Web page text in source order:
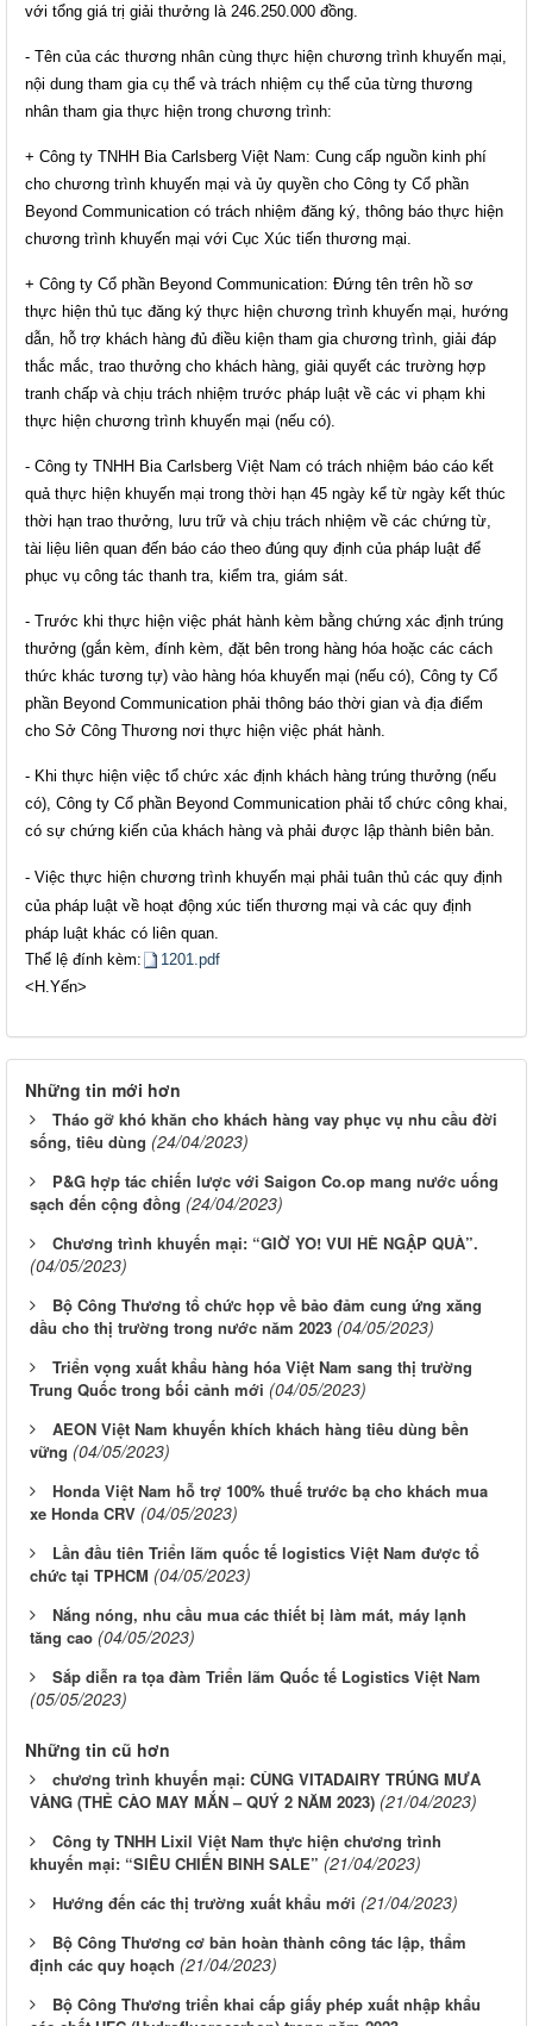
với tổng giá trị giải thưởng là 246.250.000 đồng.
- Tên của các thương nhân cùng thực hiện chương trình khuyến mại,
nội dung tham gia cụ thể và trách nhiệm cụ thể của từng thương
nhân tham gia thực hiện trong chương trình:
+ Công ty TNHH Bia Carlsberg Việt Nam: Cung cấp nguồn kinh phí
cho chương trình khuyến mại và ủy quyền cho Công ty Cổ phần
Beyond Communication có trách nhiệm đăng ký, thông báo thực hiện
chương trình khuyến mại với Cục Xúc tiến thương mại.
+ Công ty Cổ phần Beyond Communication: Đứng tên trên hồ sơ
thực hiện thủ tục đăng ký thực hiện chương trình khuyến mại, hướng
dẫn, hỗ trợ khách hàng đủ điều kiện tham gia chương trình, giải đáp
thắc mắc, trao thưởng cho khách hàng, giải quyết các trường hợp
tranh chấp và chịu trách nhiệm trước pháp luật về các vi phạm khi
thực hiện chương trình khuyến mại (nếu có).
- Công ty TNHH Bia Carlsberg Việt Nam có trách nhiệm báo cáo kết
quả thực hiện khuyến mại trong thời hạn 45 ngày kể từ ngày kết thúc
thời hạn trao thưởng, lưu trữ và chịu trách nhiệm về các chứng từ,
tài liệu liên quan đến báo cáo theo đúng quy định của pháp luật để
phục vụ công tác thanh tra, kiểm tra, giám sát.
- Trước khi thực hiện việc phát hành kèm bằng chứng xác định trúng
thưởng (gắn kèm, đính kèm, đặt bên trong hàng hóa hoặc các cách
thức khác tương tự) vào hàng hóa khuyến mại (nếu có), Công ty Cổ
phần Beyond Communication phải thông báo thời gian và địa điểm
cho Sở Công Thương nơi thực hiện việc phát hành.
- Khi thực hiện việc tổ chức xác định khách hàng trúng thưởng (nếu
có), Công ty Cổ phần Beyond Communication phải tổ chức công khai,
có sự chứng kiến của khách hàng và phải được lập thành biên bản.
- Việc thực hiện chương trình khuyến mại phải tuân thủ các quy định
của pháp luật về hoạt động xúc tiến thương mại và các quy định
pháp luật khác có liên quan.
Thể lệ đính kèm:
1201.pdf
​<H.Yến>
Những tin mới hơn
Tháo gỡ khó khăn cho khách hàng vay phục vụ nhu cầu đời
sống, tiêu dùng (24/04/2023)
P&G hợp tác chiến lược với Saigon Co.op mang nước uống
sạch đến cộng đồng (24/04/2023)
Chương trình khuyến mại: “GIỜ YO! VUI HÈ NGẬP QUÀ”.
(04/05/2023)
Bộ Công Thương tổ chức họp về bảo đảm cung ứng xăng
dầu cho thị trường trong nước năm 2023 (04/05/2023)
Triển vọng xuất khẩu hàng hóa Việt Nam sang thị trường
Trung Quốc trong bối cảnh mới (04/05/2023)
AEON Việt Nam khuyến khích khách hàng tiêu dùng bền
vững (04/05/2023)
Honda Việt Nam hỗ trợ 100% thuế trước bạ cho khách mua
xe Honda CRV (04/05/2023)
Lần đầu tiên Triển lãm quốc tế logistics Việt Nam được tổ
chức tại TPHCM (04/05/2023)
Nắng nóng, nhu cầu mua các thiết bị làm mát, máy lạnh
tăng cao (04/05/2023)
Sắp diễn ra tọa đàm Triển lãm Quốc tế Logistics Việt Nam
(05/05/2023)
Những tin cũ hơn
chương trình khuyến mại: CÙNG VITADAIRY TRÚNG MƯA
VÀNG (THẺ CÀO MAY MẮN – QUÝ 2 NĂM 2023) (21/04/2023)
Công ty TNHH Lixil Việt Nam thực hiện chương trình
khuyến mại: “SIÊU CHIẾN BINH SALE” (21/04/2023)
Hướng đến các thị trường xuất khẩu mới (21/04/2023)
Bộ Công Thương cơ bản hoàn thành công tác lập, thẩm
định các quy hoạch (21/04/2023)
Bộ Công Thương triển khai cấp giấy phép xuất nhập khẩu